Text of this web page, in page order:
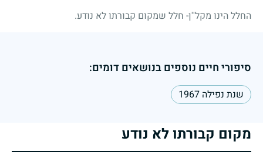
החלל הינו מקל''ן- חלל שמקום קבורתו לא נודע.
סיפורי חיים נוספים בנושאים דומים:
שנת נפילה 1967
מקום קבורתו לא נודע